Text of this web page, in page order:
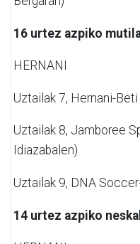
16 urtez azpiko
HERNANI
Uztailak 7, Hernani-
Uztailak 8, Jamboree
Idiazabalen)
Uztailak 9, DNA
14 urtez azpiko